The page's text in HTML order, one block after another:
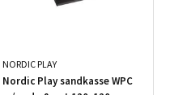
NORDIC PLAY
Nordic Play sandkasse WPC